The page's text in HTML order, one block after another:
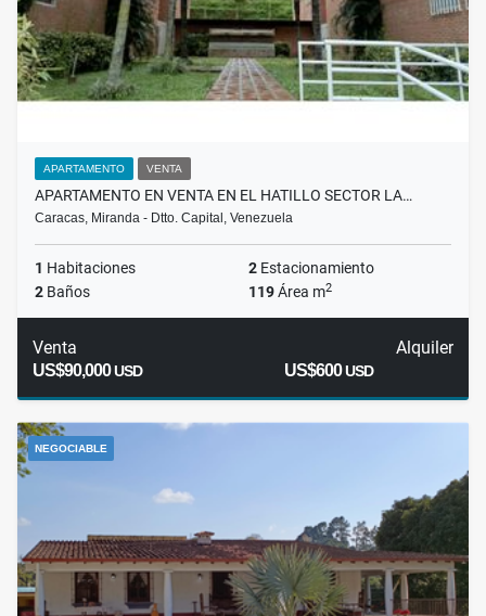
APARTAMENTO VENTA
APARTAMENTO EN VENTA EN EL HATILLO SECTOR LA…
Caracas, Miranda - Dtto. Capital, Venezuela
1 Habitaciones 2 Estacionamiento
2 Baños 119Área m2
Venta
US$90,000USD
Alquiler
US$600USD
NEGOCIABLE